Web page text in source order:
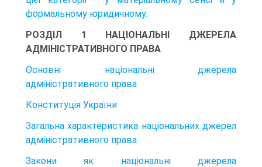
формальному юридичному.
РОЗДІЛ 1 НАЦІОНАЛЬНІ ДЖЕРЕЛА
АДМІНІСТРАТИВНОГО ПРАВА
Основні національні джерела
адміністративного права
Конституція України
Загальна характеристика національних джерел
адміністративного права
Закони як національні джерела